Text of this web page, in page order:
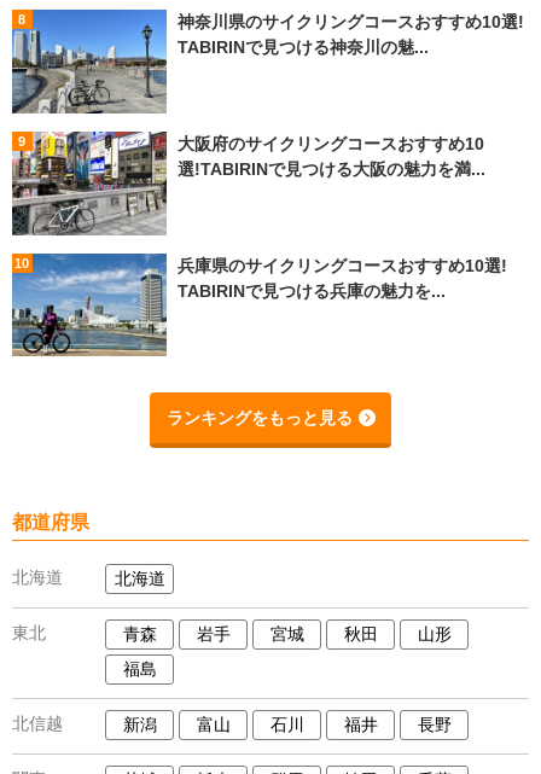
神奈川県のサイクリングコースおすすめ10選!
TABIRINで見つける神奈川の魅...
大阪府のサイクリングコースおすすめ10
選!TABIRINで見つける大阪の魅力を満...
兵庫県のサイクリングコースおすすめ10選!
TABIRINで見つける兵庫の魅力を...
ランキングをもっと見る
都道府県
北海道 北海道
東北 青森 岩手 宮城 秋田
山形
福島
北信越 新潟 富山 石川 福井 長野